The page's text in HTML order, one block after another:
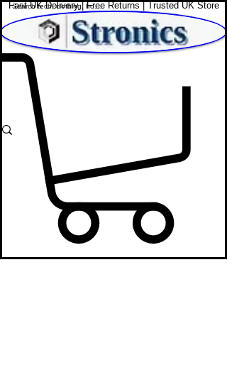
Fast UK Delivery | Free Returns | Trusted UK Store